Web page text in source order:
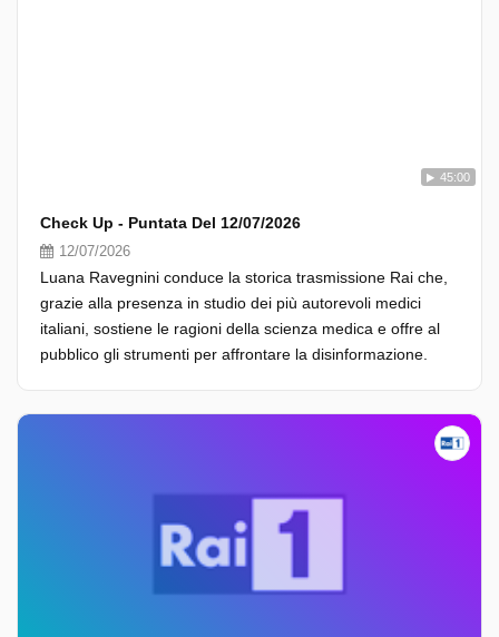
45:00
Check Up - Puntata Del 12/07/2026
12/07/2026
Luana Ravegnini conduce la storica trasmissione Rai che,
grazie alla presenza in studio dei più autorevoli medici
italiani, sostiene le ragioni della scienza medica e offre al
pubblico gli strumenti per affrontare la disinformazione.